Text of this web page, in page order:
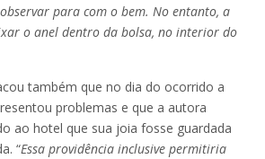
para com o bem. No entanto, a
o anel dentro da bolsa, no interior do
também que no dia do ocorrido a
problemas e que a autora
ao hotel que sua joia fosse guardada
“Essa providência inclusive permitiria